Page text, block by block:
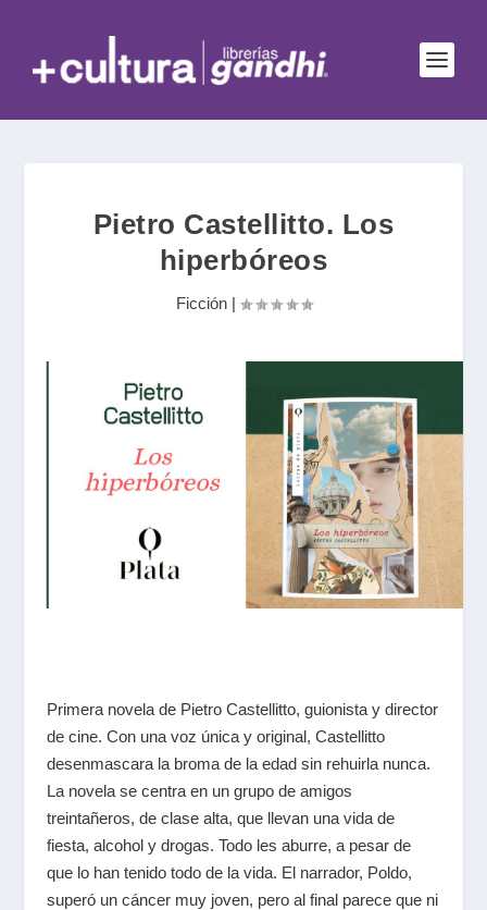
Pietro Castellitto. Los
hiperbóreos
Ficción|
Primera novela de Pietro Castellitto, guionista y director
de cine. Con una voz única y original, Castellitto
desenmascara la broma de la edad sin rehuirla nunca.
La novela se centra en un grupo de amigos
treintañeros, de clase alta, que llevan una vida de
fiesta, alcohol y drogas. Todo les aburre, a pesar de
que lo han tenido todo de la vida. El narrador, Poldo,
superó un cáncer muy joven, pero al final parece que ni